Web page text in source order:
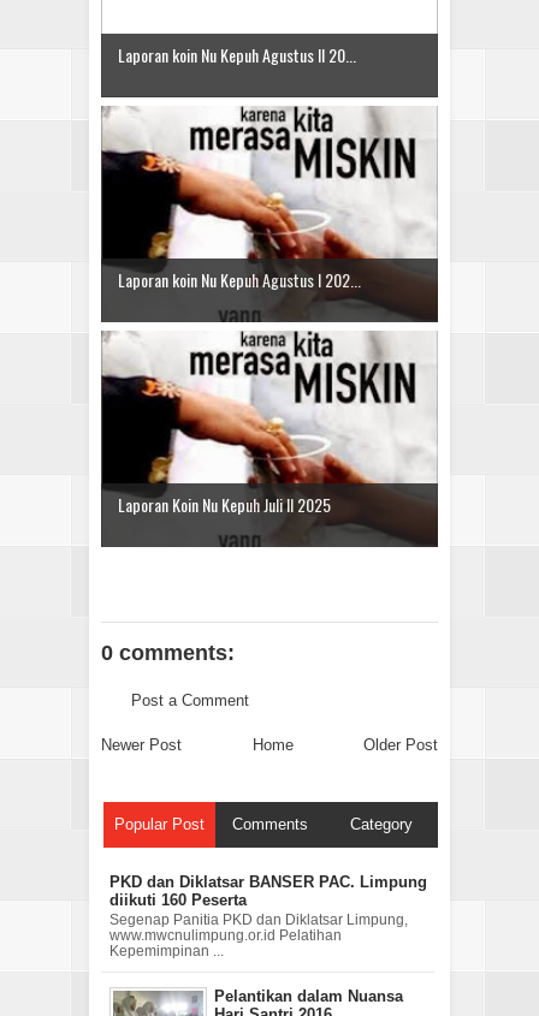
Laporan koin Nu Kepuh Agustus II 20...
Laporan koin Nu Kepuh Agustus I 202...
Laporan Koin Nu Kepuh Juli II 2025
0 comments:
Post a Comment
Newer Post Older Post
Home
Popular Post Comments Category
PKD dan Diklatsar BANSER PAC. Limpung
diikuti 160 Peserta
Segenap Panitia PKD dan Diklatsar Limpung,
www.mwcnulimpung.or.id Pelatihan
Kepemimpinan ...
Pelantikan dalam Nuansa